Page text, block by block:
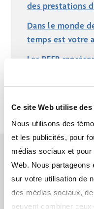
Ce site Web utilise
Nous utilisons des
et les publicités, pour
médias sociaux et
Web. Nous partageons
sur votre utilisation de
des médias sociaux,
peuvent combiner
des prestations
Dans le monde
temps est votre
Les REER
Apprenez-